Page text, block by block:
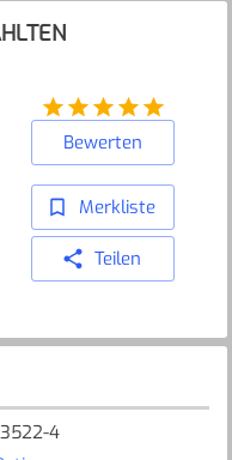
Bewerten
Merkliste
Teilen
4